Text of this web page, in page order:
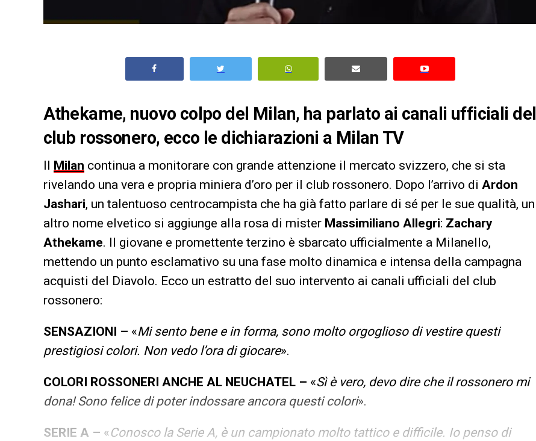
Athekame, nuovo colpo del Milan, ha parlato ai canali ufficiali del
club rossonero, ecco le dichiarazioni a Milan TV
Il Milan continua a monitorare con grande attenzione il mercato svizzero, che si sta
rivelando una vera e propria miniera d’oro per il club rossonero. Dopo l’arrivo di Ardon
Jashari, un talentuoso centrocampista che ha già fatto parlare di sé per le sue qualità, un
altro nome elvetico si aggiunge alla rosa di mister Massimiliano Allegri: Zachary
Athekame. Il giovane e promettente terzino è sbarcato ufficialmente a Milanello,
mettendo un punto esclamativo su una fase molto dinamica e intensa della campagna
acquisti del Diavolo. Ecco un estratto del suo intervento ai canali ufficiali del club
rossonero:
SENSAZIONI – «Mi sento bene e in forma, sono molto orgoglioso di vestire questi
prestigiosi colori. Non vedo l’ora di giocare».
COLORI ROSSONERI ANCHE AL NEUCHATEL – «Sì è vero, devo dire che il rossonero mi
dona! Sono felice di poter indossare ancora questi colori».
SERIE A – «Conosco la Serie A, è un campionato molto tattico e difficile. Io penso di